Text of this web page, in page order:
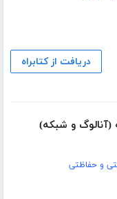
دریافت از کتابراه
(آنالوگ و شبکه)
و حفاظتی